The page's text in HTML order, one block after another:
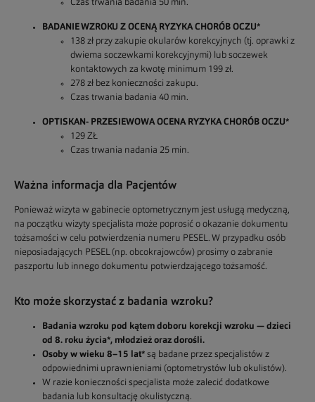
Czas trwania badania 50 min.
BADANIE WZROKU Z OCENĄ RYZYKA CHORÓB OCZU*
138 zł przy zakupie okularów korekcyjnych (tj. oprawki z
dwiema soczewkami korekcyjnymi) lub soczewek
kontaktowych za kwotę minimum 199 zł.
278 zł bez konieczności zakupu.
Czas trwania badania 40 min.
OPTISKAN- PRZESIEWOWA OCENA RYZYKA CHORÓB OCZU*
129 ZŁ
Czas trwania nadania 25 min.
Ważna informacja dla Pacjentów
Ponieważ wizyta w gabinecie optometrycznym jest usługą medyczną,
na początku wizyty specjalista może poprosić o okazanie dokumentu
tożsamości w celu potwierdzenia numeru PESEL. W przypadku osób
nieposiadających PESEL (np. obcokrajowców) prosimy o zabranie
paszportu lub innego dokumentu potwierdzającego tożsamość.
Kto może skorzystać z badania wzroku?
Badania wzroku pod kątem doboru korekcji wzroku — dzieci
od 8. roku życia*, młodzież oraz dorośli.
Osoby w wieku 8–15 lat* są badane przez specjalistów z
odpowiednimi uprawnieniami (optometrystów lub okulistów).
W razie konieczności specjalista może zalecić dodatkowe
badania lub konsultację okulistyczną.